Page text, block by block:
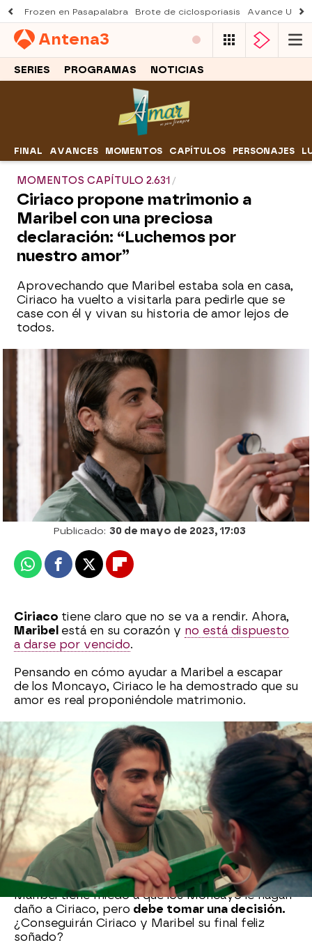
Frozen en Pasapalabra Brote de ciclosporiasis Avance Una
Antena3
SERIES PROGRAMAS NOTICIAS
FINAL AVANCES MOMENTOS CAPÍTULOS PERSONAJES
MOMENTOS CAPÍTULO 2.631
Ciriaco propone matrimonio a
Maribel con una preciosa
declaración: “Luchemos por
nuestro amor”
Aprovechando que Maribel estaba sola en casa,
Ciriaco ha vuelto a visitarla para pedirle que se
case con él y vivan su historia de amor lejos de
todos.
Eladio advierte a Maribel: “Si no olvidas a
Ciriaco, lo mataré”
Desirée Castillo
Publicado: 30 de mayo de 2023, 17:03
WhatsappFacebook
X Flipboard
Ciriaco tiene claro que no se va a rendir. Ahora,
Maribel está en su corazón y no está dispuesto
a darse por vencido.
Pensando en cómo ayudar a Maribel a escapar
de los Moncayo, Ciriaco le ha demostrado que su
amor es real proponiéndole matrimonio.
Sorprendida tras sus palabras, la joven no ha
sabido qué responder y cuando estaba a punto
de dar su respuesta,Eladio Moncayo
ha llegado
de repente a casa…¡estropeando el momento!
Ciriaco ha salido corriendo por la puerta trasera,
pero le ha asegurado a Maribel que volverá para
que le dé una respuesta: “Nos podemos ir lejos
con Charito y empezar una vida de nuevo en
otro lugar”.
Maribel tiene miedo a que los Moncayo le hagan
daño a Ciriaco, pero debe tomar una decisión.
¿Conseguirán Ciriaco y Maribel su final feliz
soñado?